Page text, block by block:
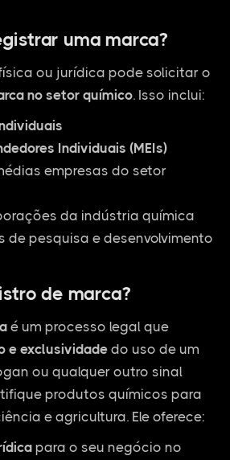
uma marca?
ou jurídica pode solicitar o
no setor químico. Isso inclui:
Individuais (MEIs)
empresas do setor
da indústria química
de pesquisa e desenvolvimento
de marca?
é um processo legal que
e exclusividadedo uso de um
ou qualquer outro sinal
produtos químicos para
e agricultura. Ele oferece:
para o seu negócio no